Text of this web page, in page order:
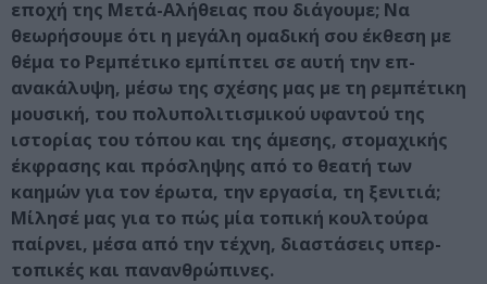
εποχή της Μετά-Αλήθειας που διάγουμε; Να
θεωρήσουμε ότι η μεγάλη ομαδική σου έκθεση με
θέμα το Ρεμπέτικο εμπίπτει σε αυτή την επ-
ανακάλυψη, μέσω της σχέσης μας με τη ρεμπέτικη
μουσική, του πολυπολιτισμικού υφαντού της
ιστορίας του τόπου και της άμεσης, στομαχικής
έκφρασης και πρόσληψης από το θεατή των
καημών για τον έρωτα, την εργασία, τη ξενιτιά;
Μίλησέ μας για το πώς μία τοπική κουλτούρα
παίρνει, μέσα από την τέχνη, διαστάσεις υπερ-
τοπικές και πανανθρώπινες.